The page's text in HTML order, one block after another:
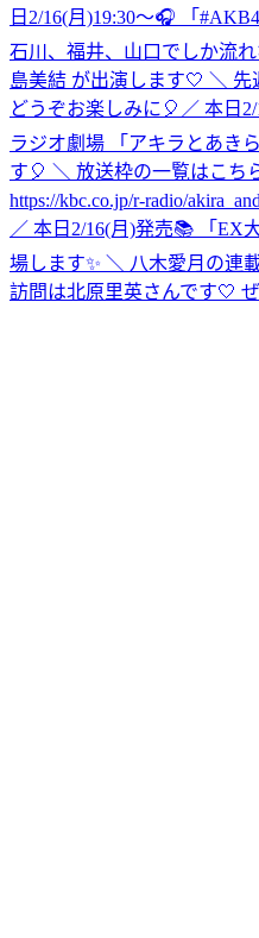
日2/16(月)19:30～🎧 「
石川、福井、山口でしか流
島美結 が出演します🤍 ＼
どうぞお楽しみに🎈 ／ 本日
ラジオ劇場 「アキラとあき
す🎈 ＼ 放送枠の一覧はこち
https://kbc.co.jp/r-radio/
／ 本日2/16(月)発売📚 「EX
場します✨ ＼ 八木愛月の連
訪問は北原里英さんです🤍